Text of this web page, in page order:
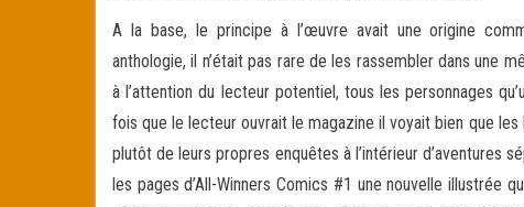
A la base, le principe à l’œuvre avait une origine
anthologie, il n’était pas rare de les rassembler dans une
à l’attention du lecteur potentiel, tous les personnages
fois que le lecteur ouvrait le magazine il voyait bien que
plutôt de leurs propres enquêtes à l’intérieur d’aventures
les pages d’All-Winners Comics #1 une nouvelle illustrée